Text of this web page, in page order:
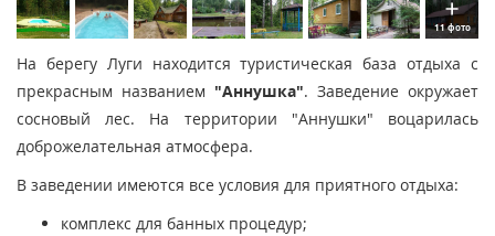
11 фото
На берегу Луги находится туристическая база отдыха с
прекрасным названием "Аннушка". Заведение окружает
сосновый лес. На территории "Аннушки" воцарилась
доброжелательная атмосфера.
В заведении имеются все условия для приятного отдыха:
комплекс для банных процедур;